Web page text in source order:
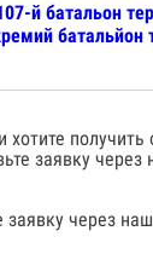
й батальон
батальйон
хотите получить
заявку через
через